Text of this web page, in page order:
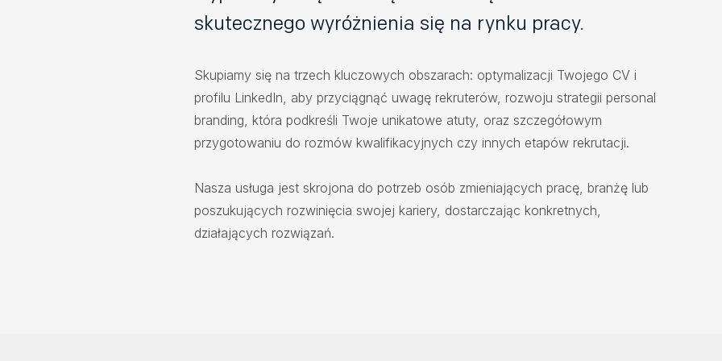
skutecznego wyróżnienia się na rynku pracy.
Skupiamy się na trzech kluczowych obszarach: optymalizacji Twojego CV i
profilu LinkedIn, aby przyciągnąć uwagę rekruterów, rozwoju strategii personal
branding, która podkreśli Twoje unikatowe atuty, oraz szczegółowym
przygotowaniu do rozmów kwalifikacyjnych czy innych etapów rekrutacji.
Nasza usługa jest skrojona do potrzeb osób zmieniających pracę, branżę lub
poszukujących rozwinięcia swojej kariery, dostarczając konkretnych,
działających rozwiązań.